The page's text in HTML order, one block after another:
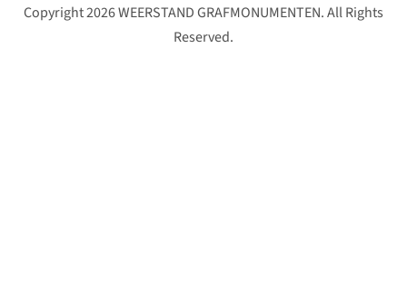
Copyright 2026 WEERSTAND GRAFMONUMENTEN. All Rights
Reserved.